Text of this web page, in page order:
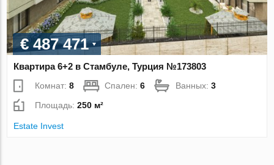
€ 487 471
Квартира 6+2 в Стамбуле, Турция №173803
Комнат:8 Спален:6 Ванных:3
Площадь:250 м²
Estate Invest